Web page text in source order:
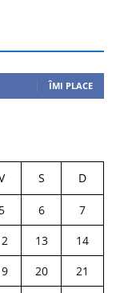
ÎMI PLACE
S D
5 6
7
13
14
20
21